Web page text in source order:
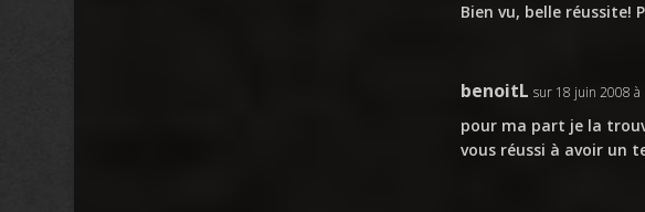
Bien vu, belle réussite!
benoitL sur 18 juin 2008 à
pour ma part je la
vous réussi à avoir un